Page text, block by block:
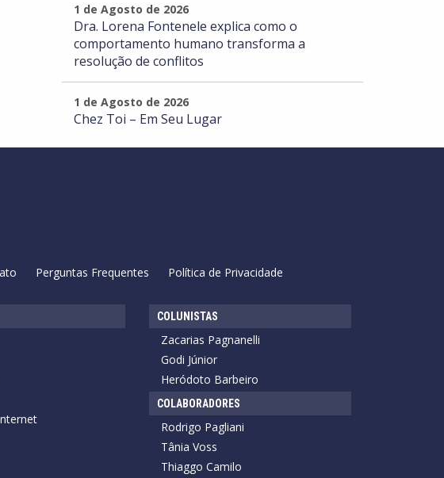
1 de Agosto de 2026
Dra. Lorena Fontenele explica como o
comportamento humano transforma a
resolução de conflitos
1 de Agosto de 2026
Chez Toi – Em Seu Lugar
Perguntas Frequentes Política de Privacidade
COLUNISTAS
Zacarias Pagnanelli
Godi Júnior
Heródoto Barbeiro
COLABORADORES
Rodrigo Pagliani
Tânia Voss
Thiaggo Camilo